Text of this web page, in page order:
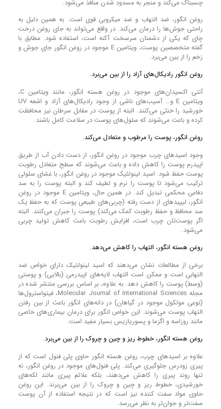
چسبناک می‌کند و منجر به مسدود شدن منافذ می‌شود.
روغن انگور، ضد التهاب و ضد میکروبی قوی است. به همین دلیل به
راحتی جوش‌ها را درمان می‌کند. در واقع می‌تواند به جای روغن درخت
چای که یکی از دشمنان سرسخت آکنه است، استفاده شود. مطابق با
گفته متخصصین پوست، ویتامین E موجود در روغن انگور جای جوش و
زخم را از بین می‌برد.
روغن انگور رادیکال‌های آزاد را از بین می‌برد.
آنتی اکسیدان‌های موجود در روغن هسته انگور، مانند ویتامین C،
ویتامین E و… آسیب‌های ناشی از وجود رادیکال‌های آزاد و اشعه UV
خورشید را خنثی می‌کنند. البته از پوست در مقابل سرطان نیز محافظت
کرده و باعث می‌شوند که سلول‌های پوست در سلامت کامل باشند.
روغن انگور، پوست را مرطوب و متعادل می‌کند.
وجود اسید‌های چرب موجود در روغن انگور، از دست دادن آب از طریق
اپیدرم پوست را کاهش داده و باعث می‌شوند که سطح متعادل رطوبت
پوست حفظ شود. اسید لینولئیک موجود در روغن انگور، با غشای سلولی
ترکیب می‌شود تا پوست را نرم و لطیف کند و البته پوست را به سد
دفاعی محکمی تبدیل کند. در همین حال، ویتامین E موجود در روغن
انگور، لیپید‌های از دست رفته (چربی‌های طبیعی پوست که به حفظ یک
سد محافظ و حفظ رطوبت کمک می‌کند) پوست را جبران می‌کنند. البته
اگر پوست‌تان چرب است، افزایش رطوبت باعث کاهش تولید چربی
می‌شود.
روغن هسته انگور، التهاب را کاهش می‌دهد.
برخی از مطالعات نشان می‌دهند که اسید لینولئیک دارای خواص ضد
التهابی است و ممکن است التهاب لایه‌های اپیدرمی (بالایی) و پوستی
(وسط) پوست را کاهش دهد. به علاوه، بر اساس بررسی منتشر شده در
مجله Molecular Journal of International Sciences، فیتواسترول‌ها
(نوعی مولکول موجود در گیاهان) در دانه‌های انگور باعث از بین رفتن
التهاب پوست می‌شوند. این خواص انگور برای درمان بیماری‌های خاصی
مانند روزاسه و اگزما و پسوریازیس بسیار مفید است.
روغن هسته انگور، خطوط ریز و چین و چروک را از بین می‌برد.
علاوه بر اسید‌های چرب، روغن هسته انگور حاوی پلی فنول است که از
پیری زودرس جلوگیری می‌کند. پلی فنول‌های موجود در روغن انگور، نه
تنها روند پیری را کاهش می‌دهند، بلکه علائم پیری مانند لکه‌های
خورشیدی، خطوط ریز و چین و چروک را از بین می‌برند. این روغن
حاوی مواد سفت‌ کننده نیز است که در نتیجه استفاده از آن پوست
سفت‌تر و جوان‌تر به نظر می‌رسد.